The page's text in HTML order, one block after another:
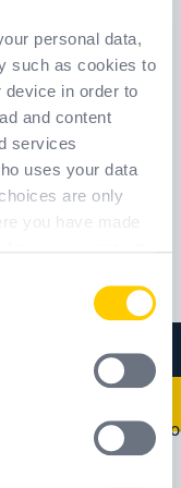
personal data,
such as cookies to
in order to
and content
services
uses your data
are only
you have made
scanning it for
O4 CI
AEROO0401
]